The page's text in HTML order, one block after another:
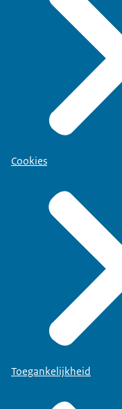
Cookies
Toegankelijkheid